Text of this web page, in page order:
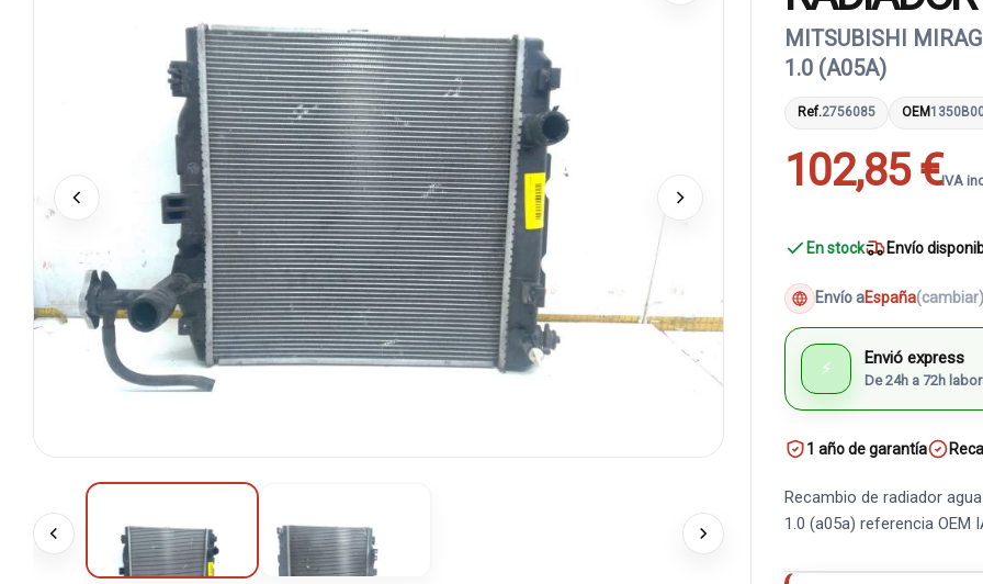
MITSUBISHI
1.0 (A05A)
Ref.2756085 OEM
102,85 €IVA
En stock Envío
Envío aEspaña(cambiar)
⚡ Envió express
De 24h a 72h
1 año de garantía
Recambio de radiador
1.0 (a05a) referencia OEM